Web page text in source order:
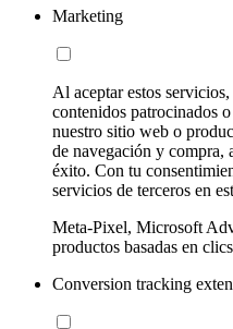
Marketing
Al aceptar estos
contenidos patrocinados
nuestro sitio web o
de navegación y compra,
éxito. Con tu
servicios de terceros en
Meta-Pixel, Microsoft
productos basadas en
Conversion tracking